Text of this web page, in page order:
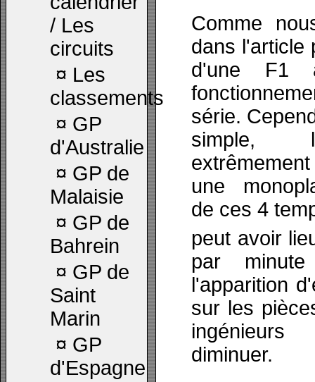
/ Les
circuits
¤ Les
classements
¤ GP
d'Australie
¤ GP de
Malaisie
¤ GP de
Bahrein
¤ GP de
Saint
Marin
¤ GP
d'Espagne
Comme
dans l'article
d'une F1
série.
simple,
une
de ces 4
peut avoir
par
l'apparition
sur les
diminuer.